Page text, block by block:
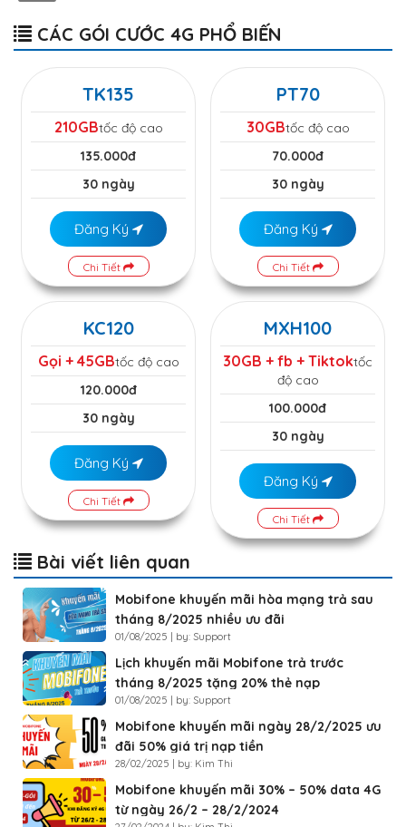
CÁC GÓI CƯỚC 4G PHỔ BIẾN
TK135
210GBtốc độ cao
135.000đ
30 ngày
Đăng Ký
Chi Tiết
PT70
30GBtốc độ cao
70.000đ
30 ngày
Đăng Ký
Chi Tiết
KC120
Gọi + 45GBtốc độ cao
120.000đ
30 ngày
Đăng Ký
Chi Tiết
MXH100
30GB + fb + Tiktoktốc
độ cao
100.000đ
30 ngày
Đăng Ký
Chi Tiết
Bài viết liên quan
Mobifone khuyến mãi hòa mạng trả sau
tháng 8/2025 nhiều ưu đãi
01/08/2025 | by: Support
Lịch khuyến mãi Mobifone trả trước
tháng 8/2025 tặng 20% thẻ nạp
01/08/2025 | by: Support
Mobifone khuyến mãi ngày 28/2/2025 ưu
đãi 50% giá trị nạp tiền
28/02/2025 | by: Kim Thi
Mobifone khuyến mãi 30% – 50% data 4G
từ ngày 26/2 – 28/2/2024